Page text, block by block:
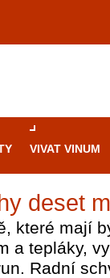
VIVAT VINUM
deset
které mají
a tepláky,
Radní
Od